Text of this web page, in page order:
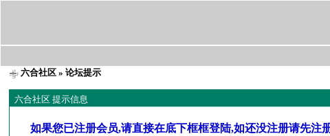
六合社区 » 论坛提示
六合社区 提示信息
如果您已注册会员,请直接在底下框框登陆,如还没注册请先注